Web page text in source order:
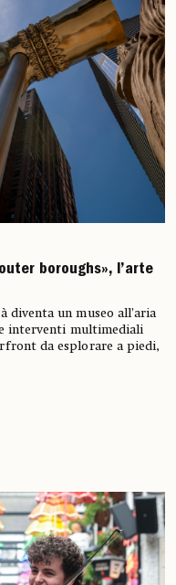
boroughs», l’arte
diventa un museo all’aria
interventi multimediali
da esplorare a piedi,